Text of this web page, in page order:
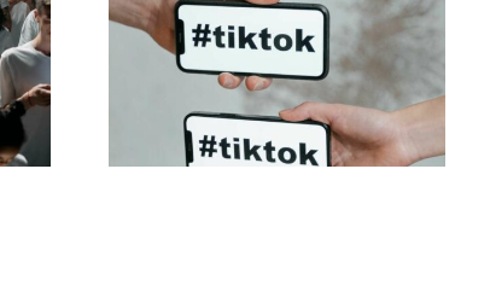
Migliori impostazioni
per la privacy di
TikTok nel 2024